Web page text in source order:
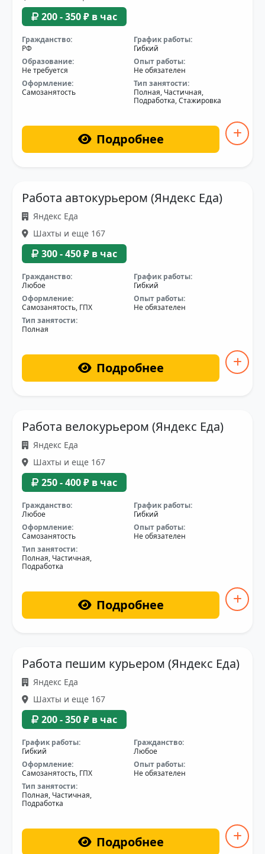
200 - 350 ₽ в час
Гражданство:
РФ
График работы:
Гибкий
Образование:
Не требуется
Опыт работы:
Не обязателен
Оформление:
Самозанятость
Тип занятости:
Полная, Частичная,
Подработка, Стажировка
Подробнее
Работа автокурьером (Яндекс Еда)
Яндекс Еда
Шахты и еще 167
300 - 450 ₽ в час
Гражданство:
Любое
График работы:
Гибкий
Оформление:
Самозанятость, ГПХ
Опыт работы:
Не обязателен
Тип занятости:
Полная
Подробнее
Работа велокурьером (Яндекс Еда)
Яндекс Еда
Шахты и еще 167
250 - 400 ₽ в час
Гражданство:
Любое
График работы:
Гибкий
Оформление:
Самозанятость
Опыт работы:
Не обязателен
Тип занятости:
Полная, Частичная,
Подработка
Подробнее
Работа пешим курьером (Яндекс Еда)
Яндекс Еда
Шахты и еще 167
200 - 350 ₽ в час
График работы:
Гибкий
Гражданство:
Любое
Оформление:
Самозанятость, ГПХ
Опыт работы:
Не обязателен
Тип занятости:
Полная, Частичная,
Подработка
Подробнее